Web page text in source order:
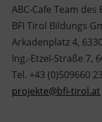
ABC-Cafe Team des
BFI Tirol Bildungs
Arkadenplatz 4,
Ing.-Etzel-Straße 7,
Tel. +43 (0)509660
projekte@bfi-tirol.at